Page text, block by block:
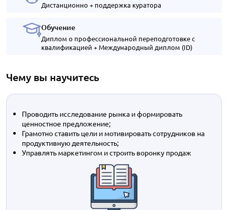
Дистанционно + поддержка куратора
Обучение
Диплом о профессиональной переподготовке с
квалификацией + Международный диплом (ID)
Чему вы научитесь
Проводить исследование рынка и формировать
ценностное предложение;
Грамотно ставить цели и мотивировать сотрудников на
продуктивную деятельность;
Управлять маркетингом и строить воронку продаж